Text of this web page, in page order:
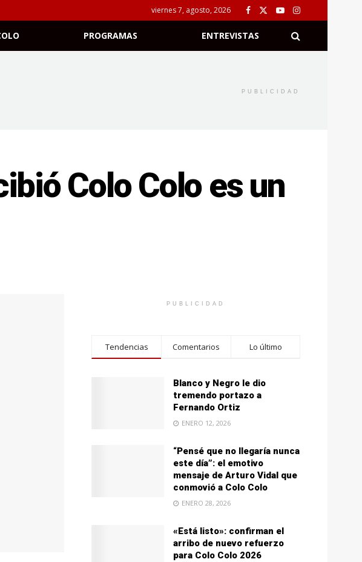
viernes 7, agosto, 2026
PROGRAMAS ENTREVISTAS
PUBLICIDAD
Colo Colo es un
PUBLICIDAD
Tendencias Comentarios Lo último
Blanco y Negro le dio
tremendo portazo a
Fernando Ortiz
ENERO 12, 2026
“Pensé que no llegaría nunca
este día”: el emotivo
mensaje de Arturo Vidal que
conmovió a Colo Colo
ENERO 28, 2026
«Está listo»: confirman el
arribo de nuevo refuerzo
para Colo Colo 2026